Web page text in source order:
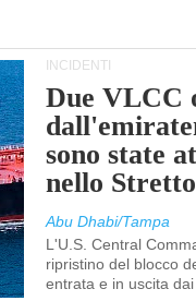
INCIDENTI
Due VLCC
sono state
nello
Abu Dhabi/Tampa
L'U.S. Central
ripristino del blocco
entrata e in uscita